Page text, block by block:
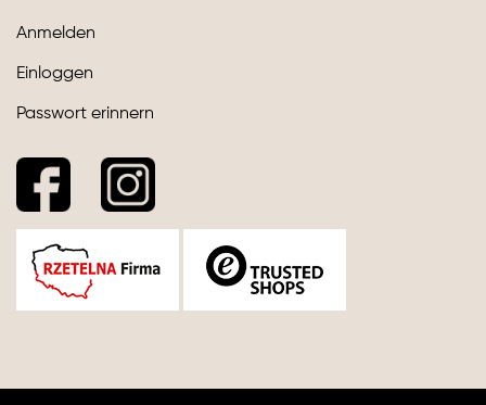
Anmelden
Einloggen
Passwort erinnern